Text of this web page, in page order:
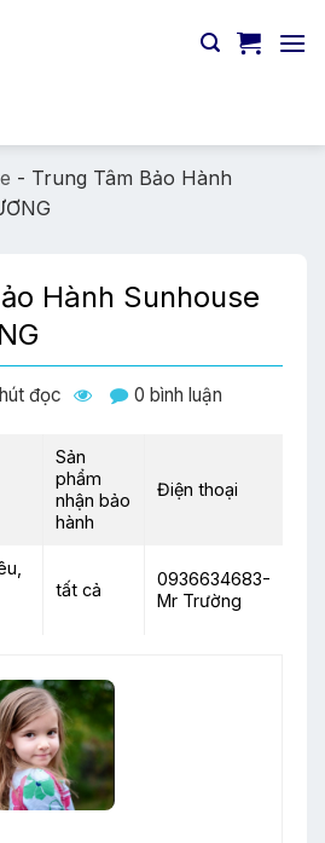
- Trung Tâm Bảo Hành
Hành Sunhouse
đọc 0 bình luận
Sản
phẩm
nhận bảo
hành
Điện thoại
tất cả
0936634683-
Mr Trường